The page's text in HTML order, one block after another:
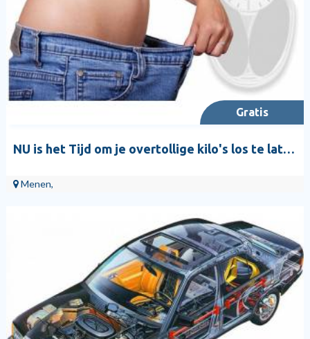
Gratis
NU is het Tijd om je overtollige kilo's los te laten! Ook online
Menen,